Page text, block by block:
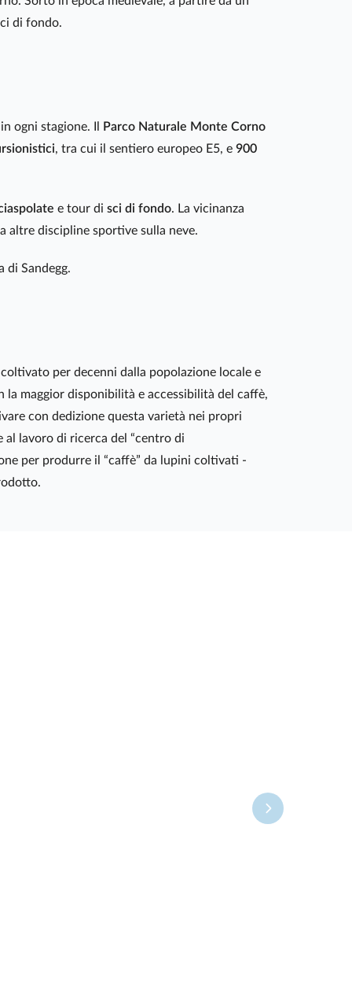
di fondo.
ogni stagione. Il
Parco Naturale Monte Corno
, tra cui il sentiero europeo E5, e 900
e tour di sci di fondo. La vicinanza
altre discipline sportive sulla neve.
di Sandegg.
per decenni dalla popolazione locale e
la maggior disponibilità e accessibilità del caffè,
con dedizione questa varietà nei propri
lavoro di ricerca del “centro di
per produrre il “caffè” da lupini coltivati -